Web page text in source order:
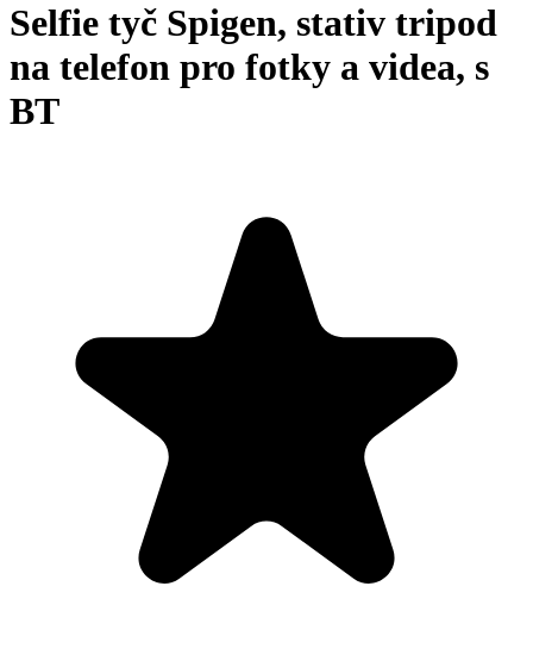
Selfie tyč Spigen, stativ tripod
na telefon pro fotky a videa, s
BT